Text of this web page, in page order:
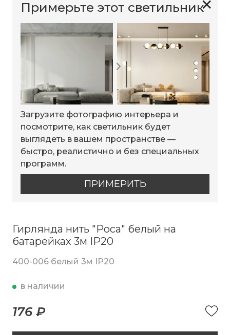
✕
Примерьте этот светильник
Загрузите фотографию интерьера и
посмотрите, как светильник будет
выглядеть в вашем пространстве —
быстро, реалистично и без специальных
программ.
ПРИМЕРИТЬ
Гирлянда нить "Роса" белый на
батарейках 3м IP20
400-006 белый 3м IP20
в наличии
176 ₽